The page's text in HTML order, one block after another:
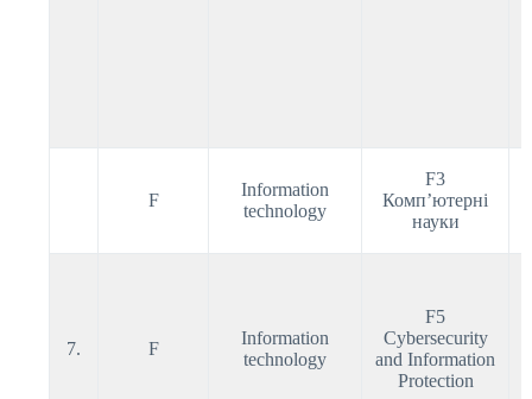
F
Information
technology
F3
Комп’ютерні
науки
7. F
Information
technology
F5
Cybersecurity
and Information
Protection